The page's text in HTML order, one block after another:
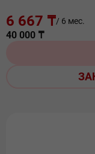
6 667 ₸/ 6 мес.
40 000 ₸